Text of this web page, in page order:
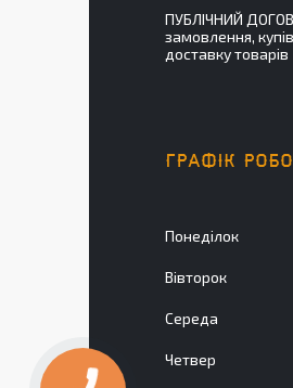
ПУБЛІЧНИЙ
замовлення,
доставку товарів
ГРАФІК
Понеділок
Вівторок
Середа
Четвер